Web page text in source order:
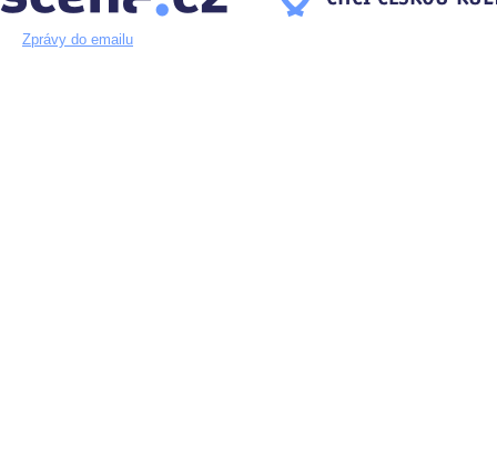
Zprávy do emailu